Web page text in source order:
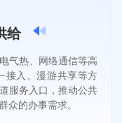
给
气热、网络通信等高
接入、漫游共享等方
服务入口，推动公共
众的办事需求。